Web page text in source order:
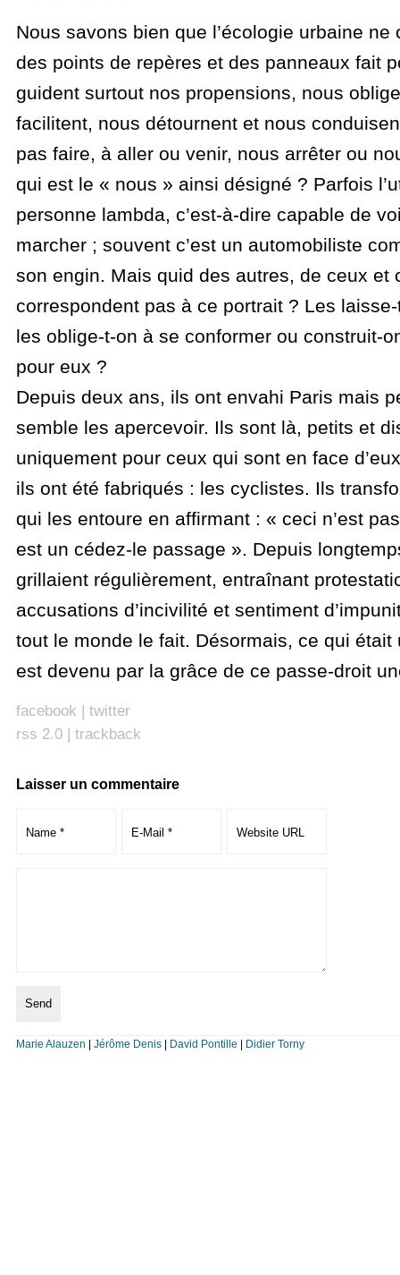
Nous savons bien que l’écologie urbaine ne
des points de repères et des panneaux fait
guident surtout nos propensions, nous
facilitent, nous détournent et nous
pas faire, à aller ou venir, nous arrêter ou
qui est le « nous » ainsi désigné ? Parfois
personne lambda, c’est-à-dire capable de
marcher ; souvent c’est un automobiliste
son engin. Mais quid des autres, de ceux et
correspondent pas à ce portrait ? Les laisse-
les oblige-t-on à se conformer ou construit-
pour eux ?
Depuis deux ans, ils ont envahi Paris mais
semble les apercevoir. Ils sont là, petits et
uniquement pour ceux qui sont en face
ils ont été fabriqués : les cyclistes. Ils
qui les entoure en affirmant : « ceci n’est
est un cédez-le passage ». Depuis
grillaient régulièrement, entraînant
accusations d’incivilité et sentiment
tout le monde le fait. Désormais, ce qui était
est devenu par la grâce de ce passe-droit
facebook | twitter
rss 2.0| trackback
Laisser un commentaire
Marie Alauzen Jérôme Denis| David Pontille Didier Torny